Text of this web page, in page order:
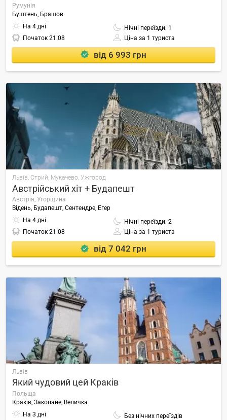
Румунія
Буштень, Брашов
На 4 дні
Нічні переїзди: 1
Початок 21.08 Ціна за 1 туриста
від 6 993 грн
Львів, Стрий, Мукачево, Ужгород
Австрійський хіт + Будапешт
Австрія, Угорщина
Відень, Будапешт, Сентендре, Егер
На 4 дні
Нічні переїзди: 2
Початок 21.08 Ціна за 1 туриста
від 7 042 грн
Львів
Який чудовий цей Краків
Польща
Краків, Закопане, Величка
На 3 дні
Без нічних переїздів